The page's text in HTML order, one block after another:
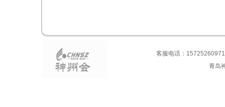
客服电话：
青岛